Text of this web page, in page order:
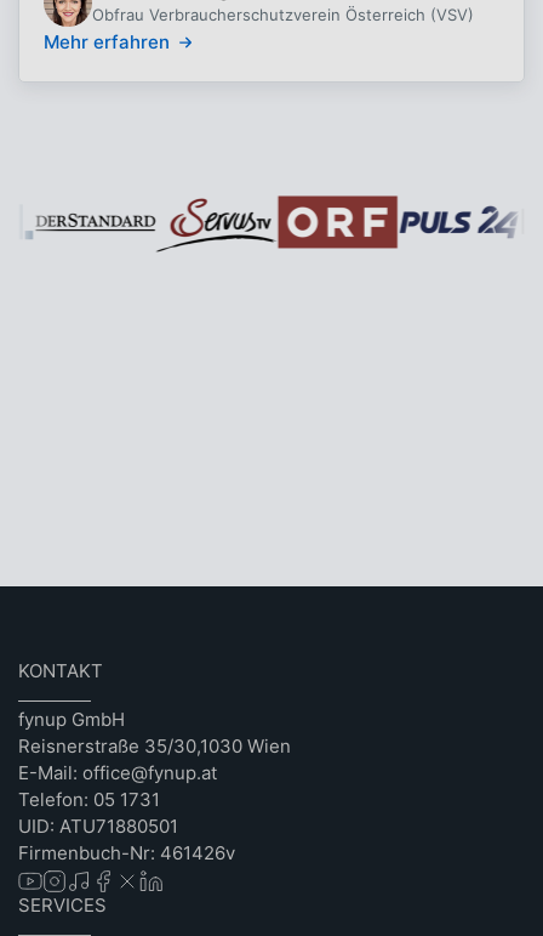
Obfrau Verbraucherschutzverein Österreich (VSV)
Mehr erfahren
KONTAKT
fynup GmbH
Reisnerstraße 35/30,1030 Wien
E-Mail: office@fynup.at
Telefon: 05 1731
UID: ATU71880501
Firmenbuch-Nr: 461426v
SERVICES